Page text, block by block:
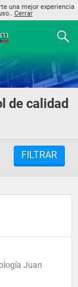
una mejor experiencia
Cerrar
de calidad
FILTRAR
Juan